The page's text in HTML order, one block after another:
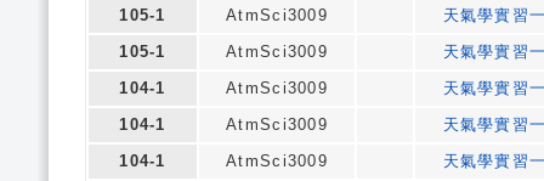
105-1
AtmSci3009
天氣學實習
105-1
AtmSci3009
天氣學實習
104-1
AtmSci3009
天氣學實習
104-1
AtmSci3009
天氣學實習
104-1
AtmSci3009
天氣學實習